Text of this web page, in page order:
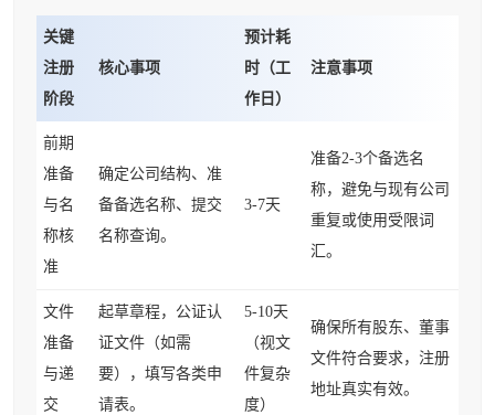
关键
注册
阶段
核心事项
预计耗
时（工
作日）
注意事项
前期
准备
与名
称核
准
确定公司结构、准
备备选名称、提交
名称查询。
3-7天
准备2-3个备选名
称，避免与现有公司
重复或使用受限词
汇。
文件
准备
与递
交
起草章程，公证认
证文件（如需
要），填写各类申
请表。
5-10天
（视文
件复杂
度）
确保所有股东、董事
文件符合要求，注册
地址真实有效。